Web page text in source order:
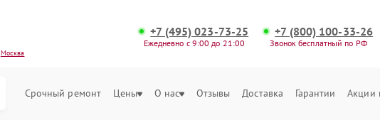
Москва
+7 (495) 023-73-25
Ежедневно с 9:00 до 21:00
+7 (800) 100-33-26
Звонок бесплатный по РФ
Срочный ремонт Цены О нас Отзывы Доставка Гарантии Акции